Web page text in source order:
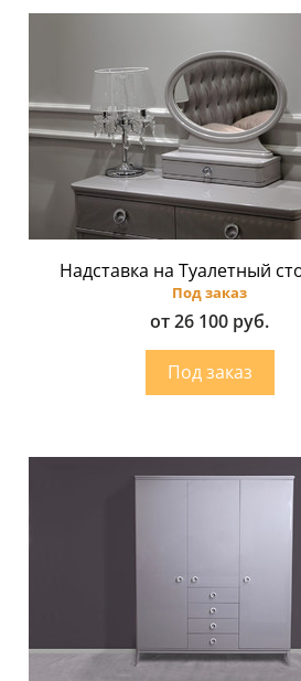
Надставка на Туалетный
Под заказ
от 26 100 руб.